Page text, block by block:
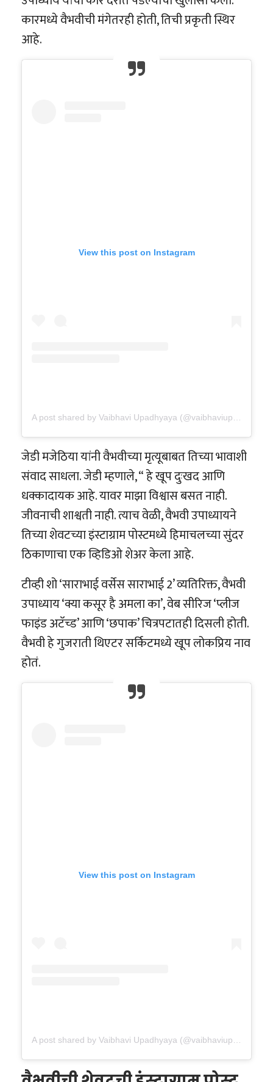
कारमध्ये वैभवीची मंगेतरही होती, तिची प्रकृती स्थिर
आहे.
View this post on Instagram
जेडी मजेठिया यांनी वैभवीच्या मृत्यूबाबत तिच्या भावाशी
संवाद साधला. जेडी म्हणाले, “ हे खूप दुःखद आणि
धक्कादायक आहे. यावर माझा विश्वास बसत नाही.
जीवनाची शाश्वती नाही. त्याच वेळी, वैभवी उपाध्यायने
तिच्या शेवटच्या इंस्टाग्राम पोस्टमध्ये हिमाचलच्या सुंदर
ठिकाणाचा एक व्हिडिओ शेअर केला आहे.
टीव्ही शो ‘साराभाई वर्सेस साराभाई 2’ व्यतिरिक्त, वैभवी
उपाध्याय ‘क्या कसूर है अमला का’, वेब सीरिज ‘प्लीज
फाइंड अटॅच्ड’ आणि ‘छपाक’ चित्रपटातही दिसली होती.
वैभवी हे गुजराती थिएटर सर्किटमध्ये खूप लोकप्रिय नाव
होतं.
View this post on Instagram